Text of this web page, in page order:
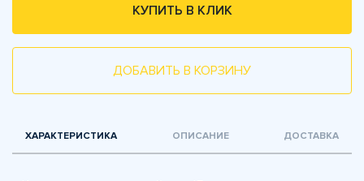
КУПИТЬ В КЛИК
ДОБАВИТЬ В КОРЗИНУ
ХАРАКТЕРИСТИКА ОПИСАНИЕ ДОСТАВКА